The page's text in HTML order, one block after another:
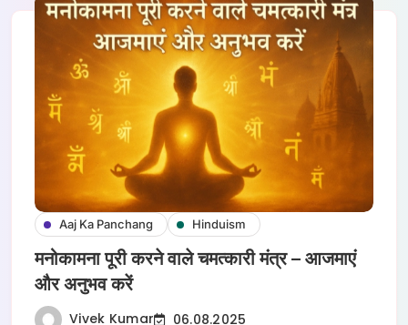
Aaj Ka Panchang Hinduism
मनोकामना पूरी करने वाले चमत्कारी मंत्र – आजमाएं
और अनुभव करें
Vivek Kumar 06.08.2025